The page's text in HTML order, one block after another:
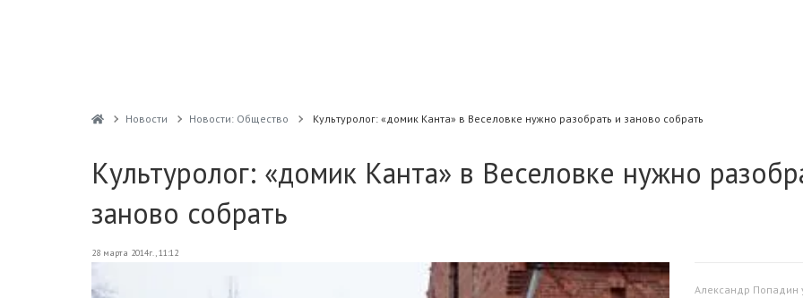
Новости Новости: Общество Культуролог: «домик Канта» в Веселовке нужно разобрать и заново собрать
Культуролог: «домик Канта» в Веселовке нужно
заново собрать
28 марта 2014г., 11:12
Александр Попадин